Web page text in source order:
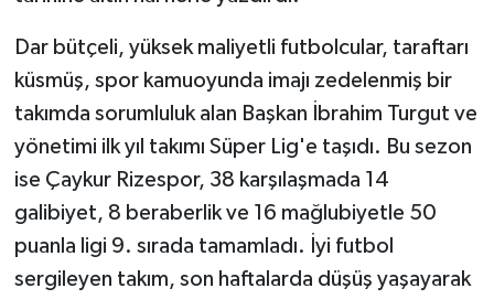
Dar bütçeli, yüksek maliyetli futbolcular, taraftarı
küsmüş, spor kamuoyunda imajı zedelenmiş bir
takımda sorumluluk alan Başkan İbrahim Turgut ve
yönetimi ilk yıl takımı Süper Lig'e taşıdı. Bu sezon
ise Çaykur Rizespor, 38 karşılaşmada 14
galibiyet, 8 beraberlik ve 16 mağlubiyetle 50
puanla ligi 9. sırada tamamladı. İyi futbol
sergileyen takım, son haftalarda düşüş yaşayarak